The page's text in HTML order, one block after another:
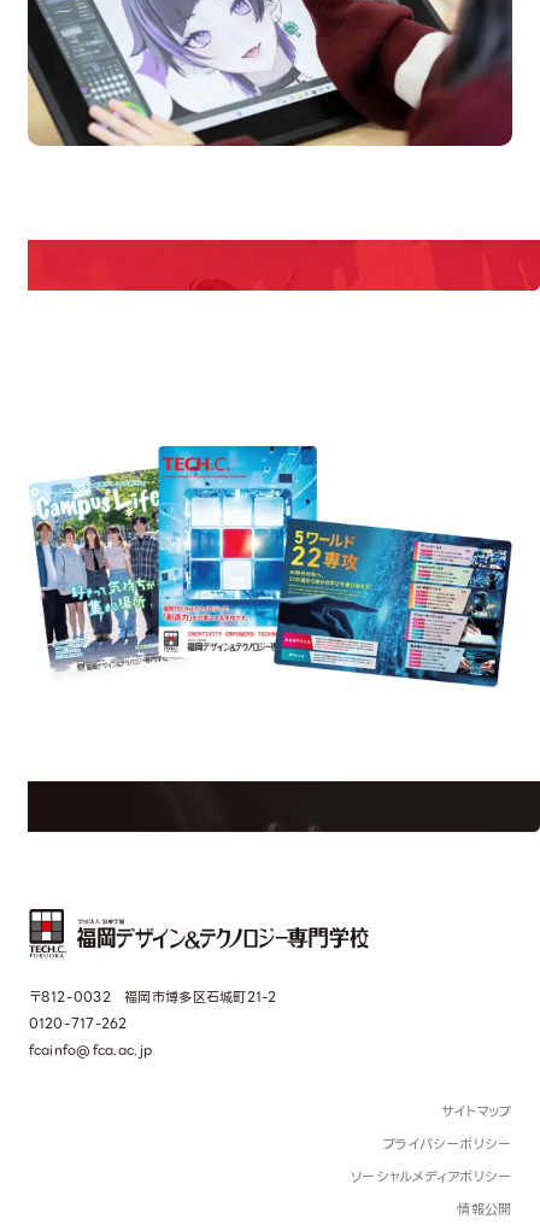
Campus
Information
〒812-0032 福岡市博多区石城町21-2
0120-717-262
fcainfo@fca.ac.jp
サイトマップ
プライバシーポリシー
ソーシャルメディアポリシー
情報公開